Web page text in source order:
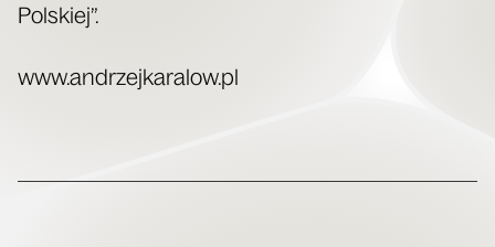
Polskiej”.
www​.andrzej​ka​ra​low​.pl